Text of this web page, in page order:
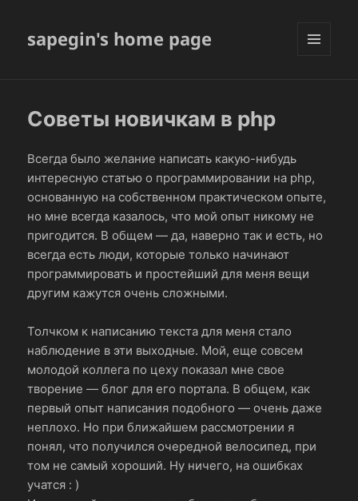
sapegin's home page
Советы новичкам в php
Всегда было желание написать какую-нибудь
интересную статью о программировании на php,
основанную на собственном практическом опыте,
но мне всегда казалось, что мой опыт никому не
пригодится. В общем — да, наверно так и есть, но
всегда есть люди, которые только начинают
программировать и простейший для меня вещи
другим кажутся очень сложными.
Толчком к написанию текста для меня стало
наблюдение в эти выходные. Мой, еще совсем
молодой коллега по цеху показал мне свое
творение — блог для его портала. В общем, как
первый опыт написания подобного — очень даже
неплохо. Но при ближайшем рассмотрении я
понял, что получился очередной велосипед, при
том не самый хороший. Ну ничего, на ошибках
учатся : )